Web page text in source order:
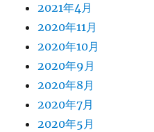
2021年4月
2020年11月
2020年10月
2020年9月
2020年8月
2020年7月
2020年5月